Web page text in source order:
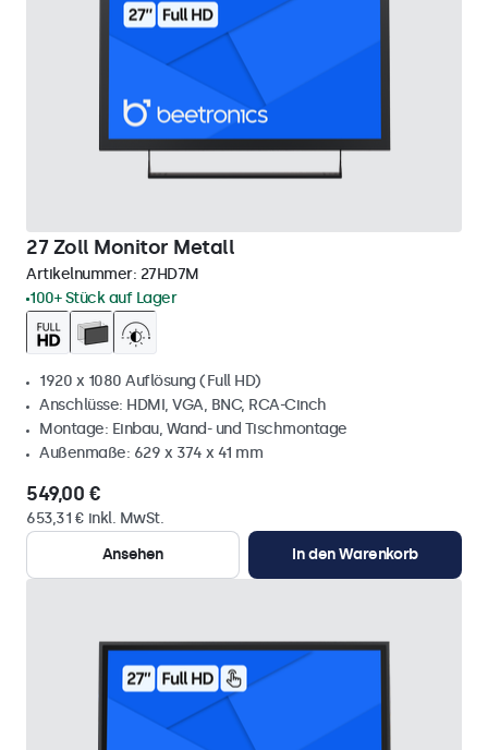
27 Zoll Monitor Metall
Artikelnummer: 27HD7M
100+ Stück auf Lager
1920 x 1080 Auflösung (Full HD)
Anschlüsse: HDMI, VGA, BNC, RCA-Cinch
Montage: Einbau, Wand- und Tischmontage
Außenmaße: 629 x 374 x 41 mm
549,00 €
653,31 € inkl. MwSt.
Ansehen
In den Warenkorb